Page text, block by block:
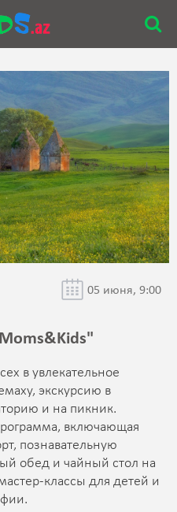
05 июня, 9:00
в увлекательное
экскурсию в
и на пикник.
включающая
познавательную
обед и чайный стол на
классы для детей и